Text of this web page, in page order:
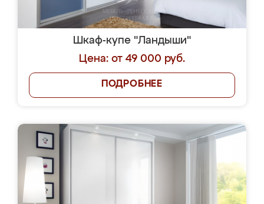
Шкаф-купе "Ландыши"
Цена: от 49 000 руб.
ПОДРОБНЕЕ